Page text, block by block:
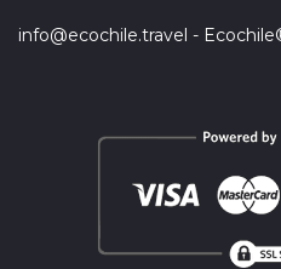
info@ecochile.travel -